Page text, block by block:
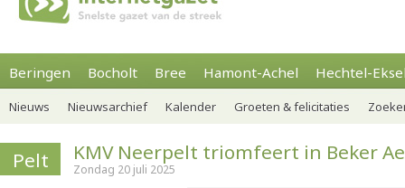
Beringen Bocholt Bree Hamont-Achel Hechtel-
Nieuws Nieuwsarchief Kalender Groeten & felicitaties
Pelt KMV Neerpelt triomfeert in Beker
Zondag 20 juli 2025